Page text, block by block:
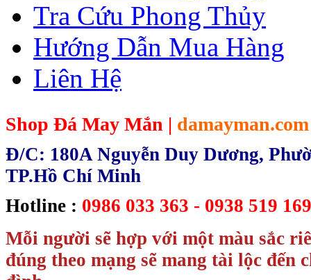
Tra Cứu Phong Thủy
Hướng Dẫn Mua Hàng
Liên Hệ
Shop Đá May Mắn | damayman.com
Đ/C: 180A Nguyễn Duy Dương,
TP.Hồ Chí Minh
Hotline : 0986 033 363 - 0938 519
Mỗi người sẽ hợp với một màu sắc
đúng theo mạng sẽ mang tài lộc đến